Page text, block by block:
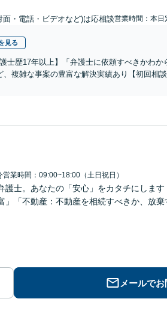
面・電話・ビデオなど)は応相談営業時間：本日
見る
士歴17年以上】「弁護士に依頼すべきかわ
複雑な事案の豊富な解決実績あり【初回相
営業時間：09:00~18:00（土日祝日）
護士。あなたの「安心」をカタチにしま
」「不動産：不動産を相続すべきか、放
メールで